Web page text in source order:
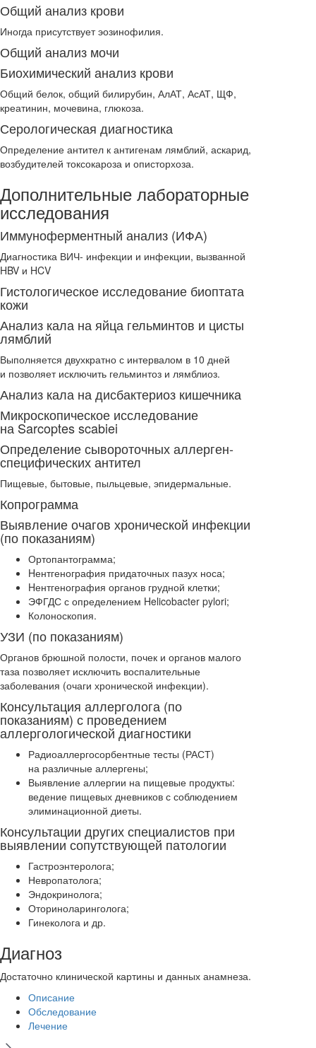
Общий анализ крови
Иногда присутствует эозинофилия.
Общий анализ мочи
Биохимический анализ крови
Общий белок, общий билирубин, АлАТ, АсАТ, ЩФ,
креатинин, мочевина, глюкоза.
Серологическая диагностика
Определение антител к антигенам лямблий, аскарид,
возбудителей токсокароза и описторхоза.
Дополнительные лабораторные
исследования
Иммуноферментный анализ (ИФА)
Диагностика ВИЧ- инфекции и инфекции, вызванной
HBV и HCV
Гистологическое исследование биоптата
кожи
Анализ кала на яйца гельминтов и цисты
лямблий
Выполняется двухкратно с интервалом в 10 дней
и позволяет исключить гельминтоз и лямблиоз.
Анализ кала на дисбактериоз кишечника
Микроскопическое исследование
на Sarcoptes scabiei
Определение сывороточных аллерген-
специфических антител
Пищевые, бытовые, пыльцевые, эпидермальные.
Копрограмма
Выявление очагов хронической инфекции
(по показаниям)
Ортопантограмма;
Hентгенография придаточных пазух носа;
Hентгенография органов грудной клетки;
ЭФГДС с определением Helicobacter pylori;
Колоноскопия.
УЗИ (по показаниям)
Органов брюшной полости, почек и органов малого
таза позволяет исключить воспалительные
заболевания (очаги хронической инфекции).
Консультация аллерголога (по
показаниям) с проведением
аллергологической диагностики
Радиоаллергосорбентные тесты (РАСТ)
на различные аллергены;
Выявление аллергии на пищевые продукты:
ведение пищевых дневников с соблюдением
элиминационной диеты.
Консультации других специалистов при
выявлении сопутствующей патологии
Гастроэнтеролога;
Невропатолога;
Эндокринолога;
Оториноларинголога;
Гинеколога и др.
Диагноз
Достаточно клинической картины и данных анамнеза.
Описание
Обследование
Лечение